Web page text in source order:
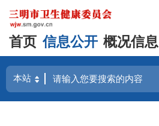
首页 信息公开 概况信息